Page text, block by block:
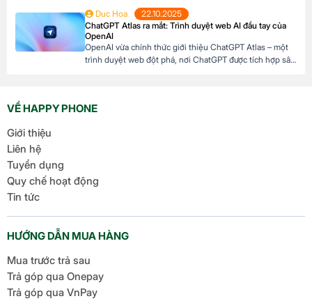
một khung hình, tạo hiệu ứng không gian rộng lớn và ấn
tượng. Thường được dùng để thu trọn vẻ đẹp […]
Duc Hoa
22.10.2025
ChatGPT Atlas ra mắt: Trình duyệt web AI đầu tay của
OpenAI
OpenAI vừa chính thức giới thiệu ChatGPT Atlas – một
trình duyệt web đột phá, nơi ChatGPT được tích hợp sâu
sàng […]
VỀ HAPPY PHONE
Giới thiệu
Liên hệ
Tuyển dụng
Quy chế hoạt động
Tin tức
HƯỚNG DẪN MUA HÀNG
Mua trước trả sau
Trả góp qua Onepay
Trả góp qua VnPay